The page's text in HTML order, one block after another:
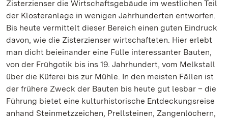
Zisterzienser die Wirtschaftsgebäude im westlichen Teil
der Klosteranlage in wenigen Jahrhunderten entworfen.
Bis heute vermittelt dieser Bereich einen guten Eindruck
davon, wie die Zisterzienser wirtschafteten. Hier erlebt
man dicht beieinander eine Fülle interessanter Bauten,
von der Frühgotik bis ins 19. Jahrhundert, vom Melkstall
über die Küferei bis zur Mühle. In den meisten Fällen ist
der frühere Zweck der Bauten bis heute gut lesbar – die
Führung bietet eine kulturhistorische Entdeckungsreise
anhand Steinmetzzeichen, Prellsteinen, Zangenlöchern,